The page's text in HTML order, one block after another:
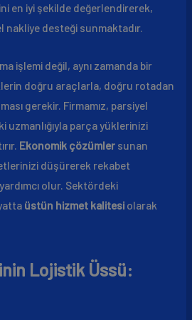
en iyi şekilde değerlendirerek,
desteği sunmaktadır.
işlemi değil, aynı zamanda bir
doğru araçlarla, doğru rotadan
gerekir. Firmamız, parsiyel
uzmanlığıyla parça yüklerinizi
Ekonomik çözümlersunan
düşürerek rekabet
olur. Sektördeki
üstün hizmet kalitesiolarak
Lojistik Üssü: